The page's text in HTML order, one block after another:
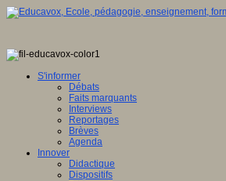
S'informer
Débats
Faits marquants
Interviews
Reportages
Brèves
Agenda
Innover
Didactique
Dispositifs